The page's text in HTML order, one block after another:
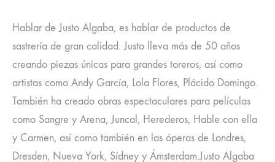
Hablar de Justo Algaba, es hablar de productos de
sastrería de gran calidad. Justo lleva más de 50 años
creando piezas únicas para grandes toreros, así como
artistas como Andy García, Lola Flores, Plácido Domingo.
También ha creado obras espectaculares para películas
como Sangre y Arena, Juncal, Herederos, Hable con ella
y Carmen, así como también en las óperas de Londres,
Dresden, Nueva York, Sídney y Ámsterdam.Justo Algaba